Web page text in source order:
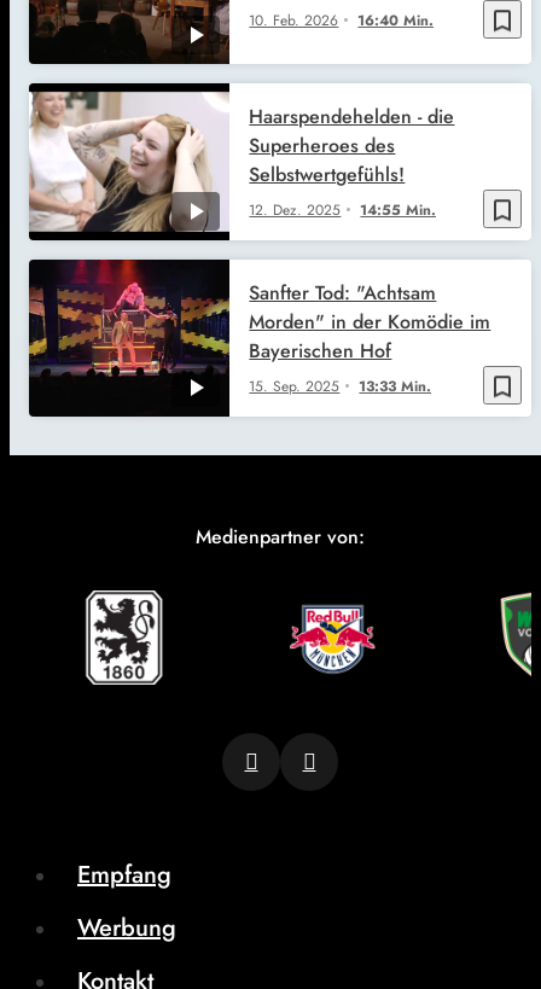
bookmark_border
10. Feb. 2026 16:40 Min.
bookmark_border
12. Dez. 2025 14:55 Min.
Haarspendehelden - die
Superheroes des
Selbstwertgefühls!
bookmark_border
15. Sep. 2025 13:33 Min.
Sanfter Tod: "Achtsam
Morden" in der Komödie im
Bayerischen Hof
Medienpartner von:
Empfang
Werbung
Kontakt